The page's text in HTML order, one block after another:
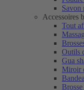
Savon
Accessoires
Tout
Outils
Gua
Miroir